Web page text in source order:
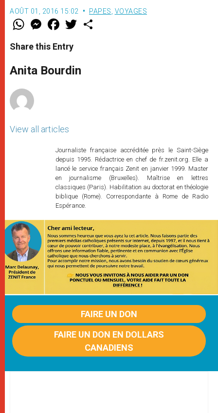
AOÛT 01, 2016 15:02 PAPES VOYAGES
W
t
s
p
p
M
e
s
e
g
e
F
a
e
b
o
k
w
r
Share this Entry
Anita Bourdin
View all articles
Journaliste française accréditée près le Saint-Siège
depuis 1995. Rédactrice en chef de fr.zenit.org. Elle a
lancé le service français Zenit en janvier 1999. Master
en journalisme (Bruxelles). Maîtrise en lettres
classiques (Paris). Habilitation au doctorat en théologie
biblique (Rome). Correspondante à Rome de Radio
Espérance.
FAIRE UN DON
FAIRE UN DON EN DOLLARS
CANADIENS